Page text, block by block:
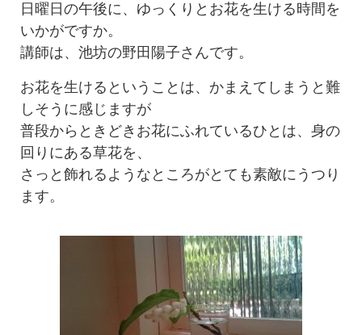
日曜日の午後に、ゆっくりとお花を生ける時間を
いかがですか。
講師は、池坊の野田陽子さんです。
お花を生けるということは、かまえてしまうと難
しそうに感じますが
普段からときどきお花にふれているひとは、身の
回りにある草花を、
さっと飾れるようなところがとても素敵にうつり
ます。